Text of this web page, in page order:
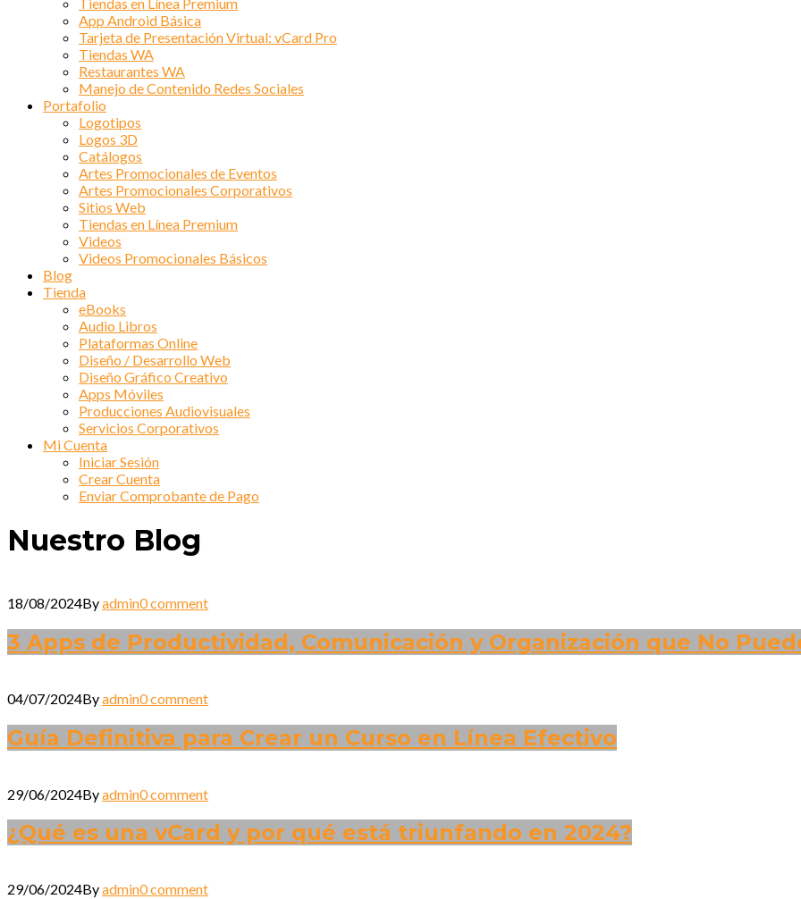
App Android Básica
Tarjeta de Presentación Virtual: vCard Pro
Tiendas WA
Restaurantes WA
Manejo de Contenido Redes Sociales
Portafolio
Logotipos
Logos 3D
Catálogos
Artes Promocionales de Eventos
Artes Promocionales Corporativos
Sitios Web
Tiendas en Línea Premium
Videos
Videos Promocionales Básicos
Blog
Tienda
eBooks
Audio Libros
Plataformas Online
Diseño / Desarrollo Web
Diseño Gráfico Creativo
Apps Móviles
Producciones Audiovisuales
Servicios Corporativos
Mi Cuenta
Iniciar Sesión
Crear Cuenta
Enviar Comprobante de Pago
Nuestro Blog
18/08/2024Byadmin0 comment
3 Apps de Productividad, Comunicación y Organización que No
04/07/2024Byadmin0 comment
Guía Definitiva para Crear un Curso en Línea Efectivo
29/06/2024Byadmin0 comment
¿Qué es una vCard y por qué está triunfando en 2024?
29/06/2024Byadmin0 comment